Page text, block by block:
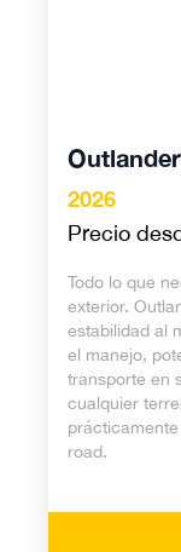
2026
Precio
Todo lo que
exterior.
estabilidad al
el manejo,
transporte en
cualquier
road.